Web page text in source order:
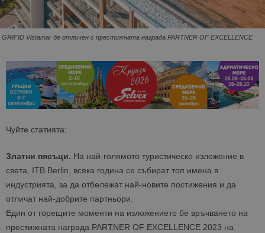
GRIFID Vistamar бе отличен с престижната награда PARTNER OF EXCELLENCE
Чуйте статията:
Златни пясъци. На най-голямото туристическо изложение в
света, ITB Berlin, всяка година се събират топ имена в
индустрията, за да отбележат най-новите постижения и да
отличат най-добрите партньори.
Един от горещите моменти на изложението бе връчването на
престижната награда PARTNER OF EXCELLENCE 2023 на